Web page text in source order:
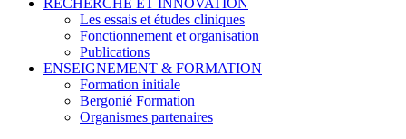
RECHERCHE ET INNOVATION
Les essais et études cliniques
Fonctionnement et organisation
Publications
ENSEIGNEMENT & FORMATION
Formation initiale
Bergonié Formation
Organismes partenaires